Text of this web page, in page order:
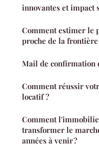
innovantes et impact
Comment estimer le
proche de la frontière
Mail de confirmation
Comment réussir
locatif ?
Comment
transformer le
années à venir ?